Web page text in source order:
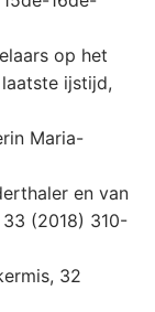
op het
ijstijd,
Maria-
en van
(2018) 310-
32